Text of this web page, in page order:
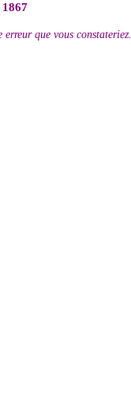
que vous constateriez.